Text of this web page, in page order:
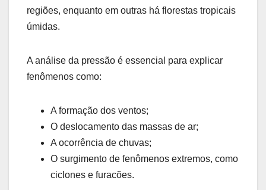
regiões, enquanto em outras há florestas tropicais
úmidas.
A análise da pressão é essencial para explicar
fenômenos como:
A formação dos ventos;
O deslocamento das massas de ar;
A ocorrência de chuvas;
O surgimento de fenômenos extremos, como
ciclones e furacões.